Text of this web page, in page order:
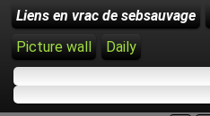
Liens en vrac de sebsauvage
Picture wall
Daily